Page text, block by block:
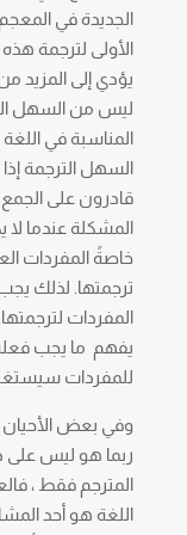
الجديدة في
الأولى لترجمة
يؤدي إلى المزيد
ليس من السهل
المناسبة في
السهل الترجمة إذا
قادرون على
المشكلة عندما لا
خاصةً المفردات
ترجمتها. لذلك
المفردات
يفهم ما يجب
للمفردات
وفي بعض
ربما هو ليس على
المترجم فقط ،
اللغة هو أحد